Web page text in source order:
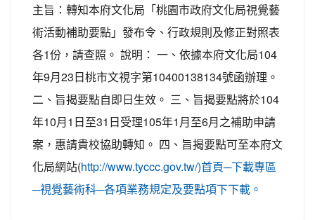
主旨：轉知本府文化局「桃園市政府文化局視覺藝
術活動補助要點」發布令、行政規則及修正對照表
各1份，請查照。 說明： 一、依據本府文化局104
年9月23日桃市文視字第10400138134號函辦理。
二、旨揭要點自即日生效。 三、旨揭要點將於104
年10月1日至31日受理105年1月至6月之補助申請
案，惠請貴校協助轉知。 四、旨揭要點可至本府文
化局網站(http://www.tyccc.gov.tw/)首頁─下載專區
─視覺藝術科─各項業務規定及要點項下下載。